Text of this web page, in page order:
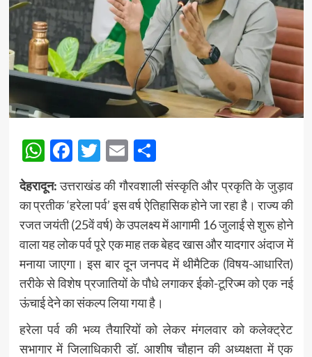
WhatsApp
Facebook
Twitter
EmailShare
देहरादून:उत्तराखंड की गौरवशाली संस्कृति और प्रकृति के जुड़ाव
का प्रतीक ‘हरेला पर्व’ इस वर्ष ऐतिहासिक होने जा रहा है। राज्य की
रजत जयंती (25वें वर्ष) के उपलक्ष्य में आगामी 16 जुलाई से शुरू होने
वाला यह लोक पर्व पूरे एक माह तक बेहद खास और यादगार अंदाज में
मनाया जाएगा। इस बार दून जनपद में थीमैटिक (विषय-आधारित)
तरीके से विशेष प्रजातियों के पौधे लगाकर ईको-टूरिज्म को एक नई
ऊंचाई देने का संकल्प लिया गया है।
हरेला पर्व की भव्य तैयारियों को लेकर मंगलवार को कलेक्ट्रेट
सभागार में जिलाधिकारी डॉ. आशीष चौहान की अध्यक्षता में एक